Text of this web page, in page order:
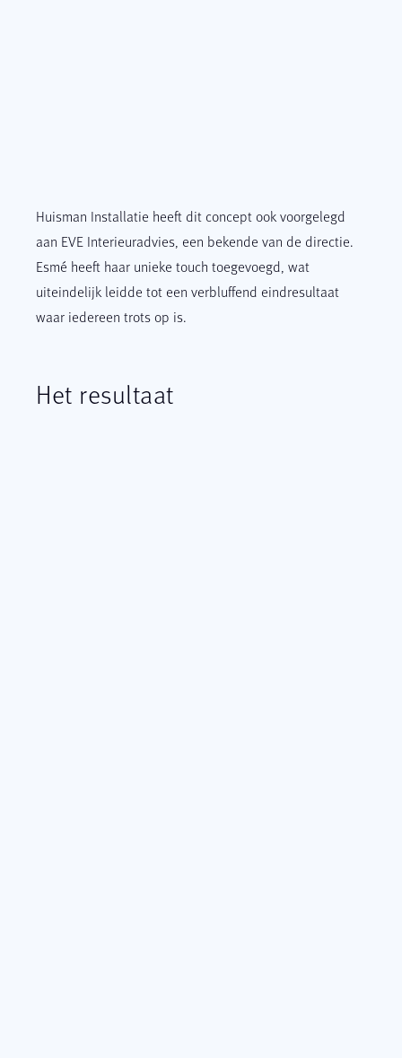
Huisman Installatie heeft dit concept ook voorgelegd
aan EVE Interieuradvies, een bekende van de directie.
Esmé heeft haar unieke touch toegevoegd, wat
uiteindelijk leidde tot een verbluffend eindresultaat
waar iedereen trots op is.
Het resultaat